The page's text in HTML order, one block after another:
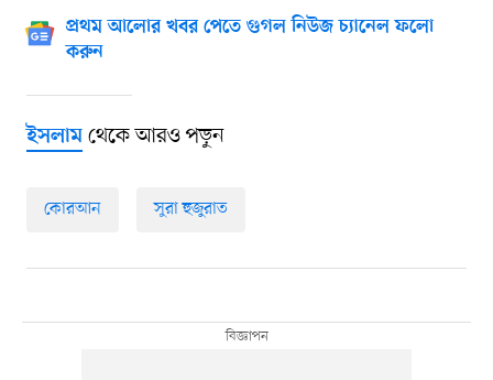
প্রথম আলোর খবর পেতে গুগল নিউজ চ্যানেল ফলো
করুন
ইসলামথেকে আরও পড়ুন
কোরআন সুরা হুজুরাত